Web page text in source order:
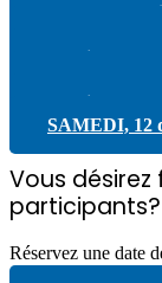
SAMEDI, 18
SAMEDI, 15
Jeudi, 17
Jeudi, 19
SAMEDI, 12
Vous
participants?
Réservez une date